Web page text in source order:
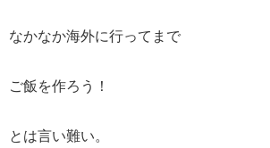
なかなか海外に行ってまで
ご飯を作ろう！
とは言い難い。